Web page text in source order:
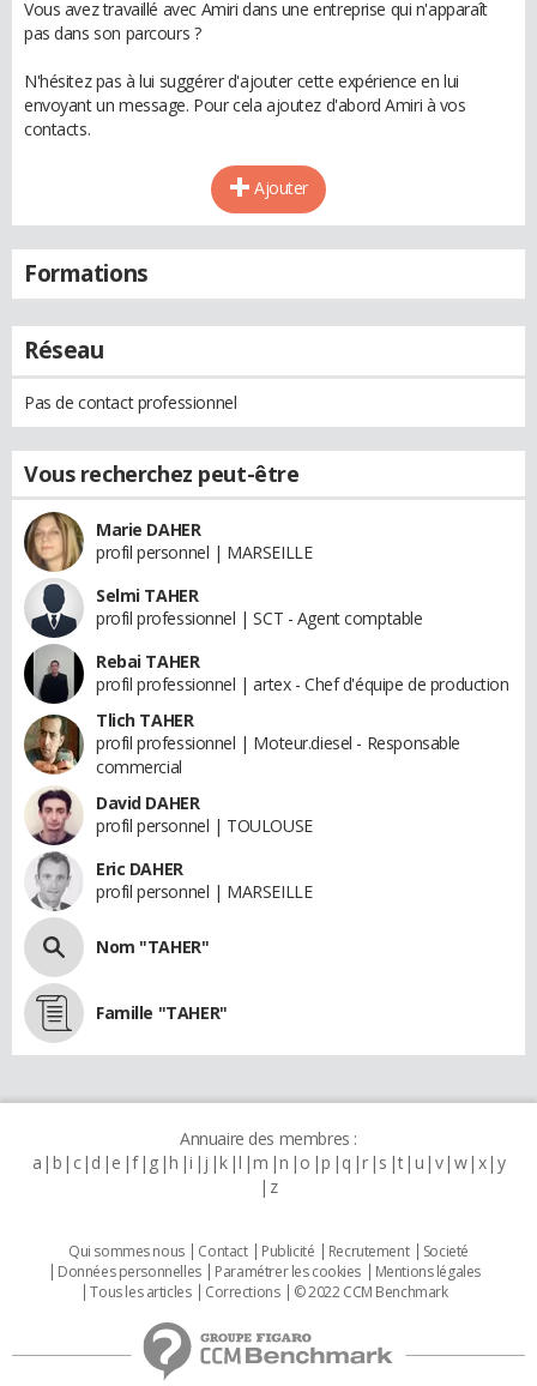
Vous avez travaillé avec Amiri dans une entreprise qui n'apparaît
pas dans son parcours ?
N'hésitez pas à lui suggérer d'ajouter cette expérience en lui
envoyant un message. Pour cela ajoutez d'abord Amiri à vos
contacts.
Ajouter
Formations
Réseau
Pas de contact professionnel
Vous recherchez peut-être
Marie DAHER
profil personnel | MARSEILLE
Selmi TAHER
profil professionnel | SCT - Agent comptable
Rebai TAHER
profil professionnel | artex - Chef d'équipe de production
Tlich TAHER
profil professionnel | Moteur.diesel - Responsable
commercial
David DAHER
profil personnel | TOULOUSE
Eric DAHER
profil personnel | MARSEILLE
Nom "TAHER"
Famille "TAHER"
Annuaire des membres :
a b c d e f g h i j k l m n o p q r s t u v w x y
z
Qui sommes nous Contact Publicité Recrutement
Societé
Données personnelles
Paramétrer les cookies
Mentions légales
Tous les articles
Corrections © 2022 CCM Benchmark